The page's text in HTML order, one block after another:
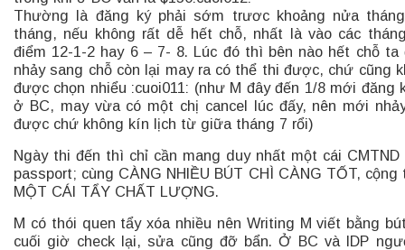
Thường là đăng ký phải sớm trươc khoảng nửa
tháng, nếu không rất dễ hết chỗ, nhất là vào các
điểm 12-1-2 hay 6 – 7- 8. Lúc đó thì bên nào hết chỗ ta
nhảy sang chỗ còn lại may ra có thể thi được, chứ cũng
được chọn nhiểu :cuoi011: (như M đây đến 1/8 mới đăng
ở BC, may vừa có một chị cancel lúc đấy, nên mới
được chứ không kín lịch từ giữa tháng 7 rổi)
Ngày thi đến thì chỉ cần mang duy nhất một cái CMTND
passport; cùng CÀNG NHIỀU BÚT CHÌ CÀNG TỐT, cộng
MỘT CÁI TẨY CHẤT LƯỢNG.
M có thói quen tẩy xóa nhiều nên Writing M viết bằng
cuối giờ check lại, sửa cũng đỡ bẩn. Ở BC và IDP